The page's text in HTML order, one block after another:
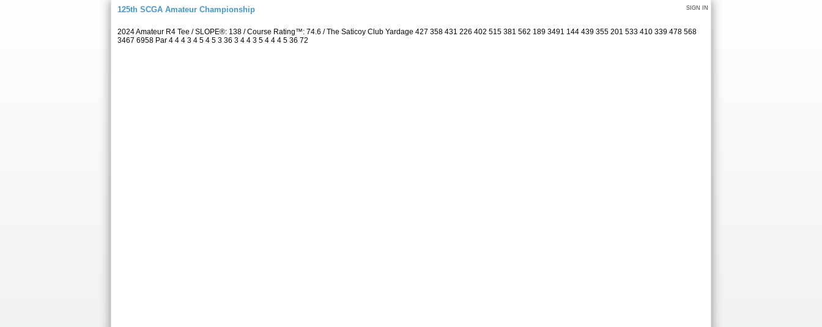
SIGN IN
125th SCGA Amateur Championship
2024 Amateur R4 Tee / SLOPE®: 138 / Course Rating™: 74.6 / The Saticoy Club Yardage 427 358 431 226 402 515 381 562 189 3491 144 439 355 201 533 410 339 478 568
3467 6958 Par 4 4 4 3 4 5 4 5 3 36 3 4 4 3 5 4 4 4 5 36 72